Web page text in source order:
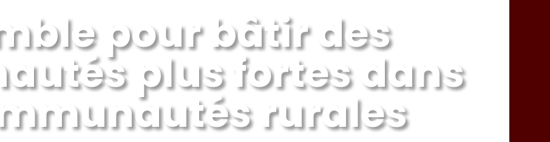
pour bâtir des
plus fortes dans
rurales